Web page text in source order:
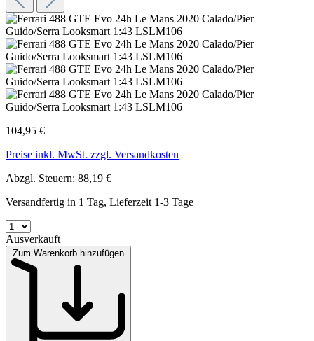
104,95 €
Preise inkl. MwSt. zzgl. Versandkosten
Abzgl. Steuern: 88,19 €
Versandfertig in 1 Tag, Lieferzeit 1-3 Tage
Ausverkauft
Zum Warenkorb hinzufügen